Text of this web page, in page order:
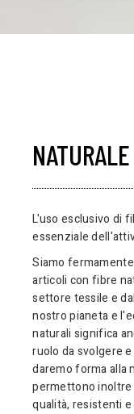
L'uso esclusivo di
essenziale
Siamo
articoli con fibre
settore tessile e
nostro pianeta e
naturali significa
ruolo da svolgere
daremo forma alla
permettono inoltre
qualità, resistenti